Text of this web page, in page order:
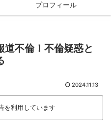
プロフィール
道不倫！不倫疑惑と
2024.11.13
を利用しています